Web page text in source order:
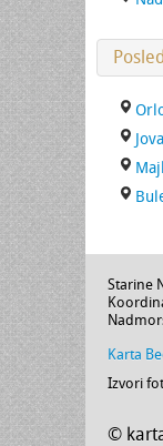
Starine
Karta
Izvori
©